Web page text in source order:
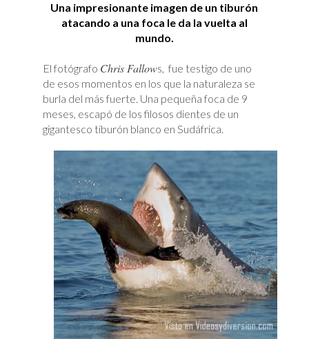
serán
manifestados
Una impresionante imagen de un tiburón
atacando a una foca le da la vuelta al
mundo.
El fotógrafo Chris Fallows, fue testigo de uno
de esos momentos en los que la naturaleza se
burla del más fuerte. Una pequeña foca de 9
meses, escapó de los filosos dientes de un
gigantesco tiburón blanco en Sudáfrica.